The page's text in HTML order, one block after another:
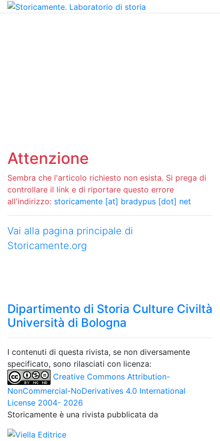
Attenzione
Sembra che l'articolo richiesto non esista. Si prega di
controllare il link e di riportare questo errore
all'indirizzo: storicamente [at] bradypus [dot] net
Vai alla pagina principale di
Storicamente.org
Dipartimento di Storia Culture Civiltà
Università di Bologna
I contenuti di questa rivista, se non diversamente
specificato, sono rilasciati con licenza:
Creative Commons Attribution-
NonCommercial-NoDerivatives 4.0 International
License 2004- 2026
Storicamente è una rivista pubblicata da